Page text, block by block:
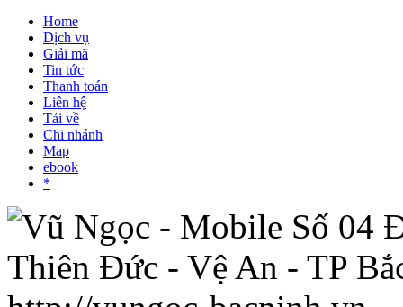
Home
Dịch vụ
Giải mã
Tin tức
Thanh toán
Liên hệ
Tải về
Chi nhánh
Map
ebook
*